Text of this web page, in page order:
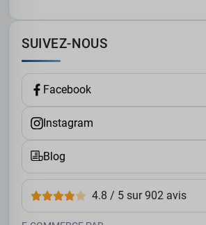
SUIVEZ-NOUS
Facebook
Instagram
Blog
4.8 / 5 sur 902 avis